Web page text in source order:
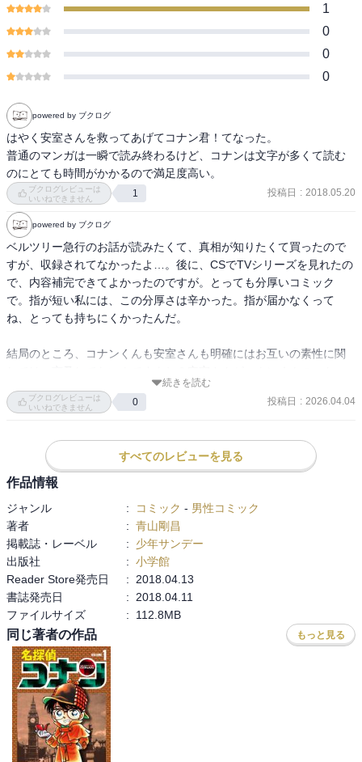
1
0
0
0
powered by ブクログ
はやく安室さんを救ってあげてコナン君！てなった。
普通のマンガは一瞬で読み終わるけど、コナンは文字が多くて読む
のにとても時間がかかるので満足度高い。
ブクログレビューは
いいねできません
1 投稿日 : 2018.05.20
powered by ブクログ
ベルツリー急行のお話が読みたくて、真相が知りたくて買ったので
すが、収録されてなかったよ…。後に、CSでTVシリーズを見れたの
で、内容補完できてよかったのですが。とっても分厚いコミック
で。指が短い私には、この分厚さは辛かった。指が届かなくって
ね、とっても持ちにくかったんだ。
結局のところ、コナンくんも安室さんも明確にはお互いの素性に関
新一くんのコト、どのくらい把握してるのかとっても気になりま
す。あ。でも、工藤夫妻には後に会ってるから、全て知ってるのか
「裏切りのステージ」で、まだ犯人が分かっていない段階で、犯人
の背中にキーとなったコンタクトが描かれているのがすごい。
続きを読む
ブクログレビューは
いいねできません
0 投稿日 : 2026.04.04
すべてのレビューを見る
作品情報
ジャンル : コミック - 男性コミック
著者
: 青山剛昌
掲載誌・レーベル
:
少年サンデー
出版社
: 小学館
Reader Store発売日
:
2018.04.13
書誌発売日
:
2018.04.11
ファイルサイズ
: 112.8MB
同じ著者の作品 もっと見る